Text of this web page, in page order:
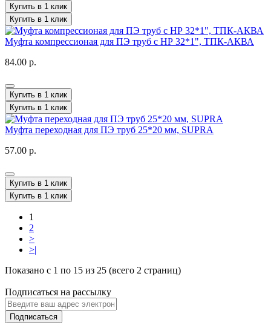
Купить в 1 клик
Купить в 1 клик
Муфта компрессионая для ПЭ труб с НР 32*1", ТПК-АКВА
84.00 р.
Купить в 1 клик
Купить в 1 клик
Муфта переходная для ПЭ труб 25*20 мм, SUPRA
57.00 р.
Купить в 1 клик
Купить в 1 клик
1
2
>
>|
Показано с 1 по 15 из 25 (всего 2 страниц)
Подписаться на рассылку
Подписаться